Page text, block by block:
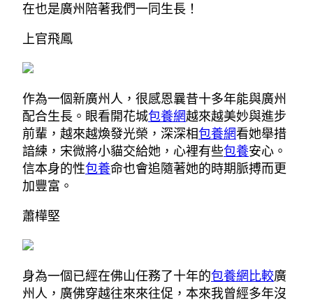
在也是廣州陪著我們一同生長！
上官飛鳳
作為一個新廣州人，很感恩曩昔十多年能與廣州
配合生長。眼看開花城包養網越來越美妙與進步
前輩，越來越煥發光榮，深深相包養網看她舉措
諳練，宋微將小貓交給她，心裡有些包養安心。
信本身的性包養命也會追隨著她的時期脈搏而更
加豐富。
蕭樺堅
身為一個已經在佛山任務了十年的包養網比較廣
州人，廣佛穿越往來來往促，本來我曾經多年沒